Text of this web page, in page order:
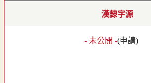
漢隸字源
- 未公開 -(申請)